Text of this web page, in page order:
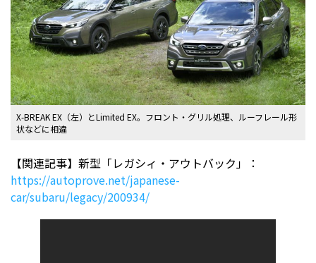
X-BREAK EX（左）とLimited EX。フロント・グリル処理、ルーフレール形
状などに相違
【関連記事】新型「レガシィ・アウトバック」：
https://autoprove.net/japanese-
car/subaru/legacy/200934/